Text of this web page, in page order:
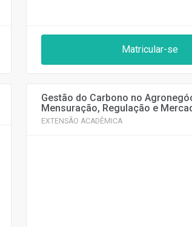
Matricular-se
Gestão do Carbono no
Mensuração, Regulação e
EXTENSÃO ACADÊMICA